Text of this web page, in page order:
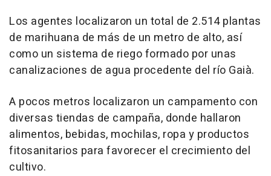
Los agentes localizaron un total de 2.514 plantas
de marihuana de más de un metro de alto, así
como un sistema de riego formado por unas
canalizaciones de agua procedente del río Gaià.
A pocos metros localizaron un campamento con
diversas tiendas de campaña, donde hallaron
alimentos, bebidas, mochilas, ropa y productos
fitosanitarios para favorecer el crecimiento del
cultivo.